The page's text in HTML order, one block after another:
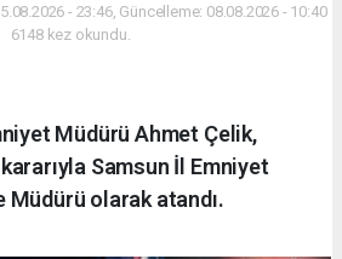
- 23:46, Güncelleme: 08.08.2026 - 10:40
6148 kez okundu.
Müdürü Ahmet Çelik,
Samsun İl Emniyet
Müdürü olarak atandı.